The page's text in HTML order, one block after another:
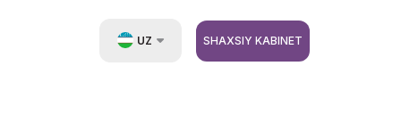
UZ SHAXSIY KABINET